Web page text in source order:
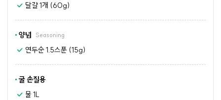
달걀 1개 (60g)
양념 Seasoning
연두순 1.5스푼 (15g)
굴 손질용
물 1L